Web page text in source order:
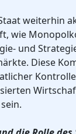
weiterhin
wie
und
Diese